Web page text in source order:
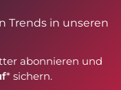
Trends in unseren
abonnieren und
* sichern.